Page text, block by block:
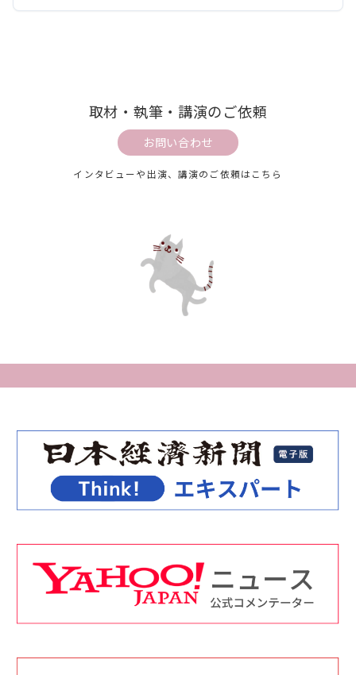
取材・執筆・講演のご依頼
お問い合わせ
インタビューや出演、講演のご依頼はこちら